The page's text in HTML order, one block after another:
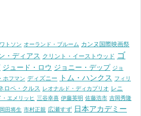
トソン オーランド・ブルーム カンヌ国際映画祭
・ディアス クリント・イーストウッド ゴ
ジュード・ロウ ジョニー・デップ ジョ
ホフマン ディズニー トム・ハンクス フィリ
ロペ・クルス レオナルド・ディカプリオ レニ
・エメリッヒ 三谷幸喜 伊藤英明 佐藤浩市 吉岡秀隆
岡田将生 市村正親 広瀬すず 日本アカデミー